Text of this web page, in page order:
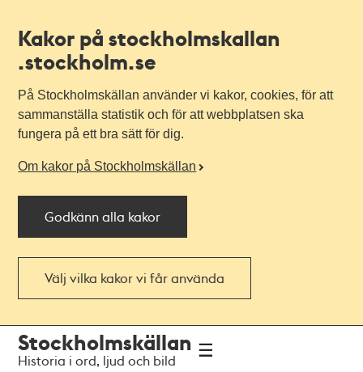
Kakor på stockholmskallan
.stockholm.se
På Stockholmskällan använder vi kakor, cookies, för att
sammanställa statistik och för att webbplatsen ska
fungera på ett bra sätt för dig.
Om kakor på Stockholmskällan
Godkänn alla kakor
Välj vilka kakor vi får använda
navigationen
huvudinnehållet
Stockholmskällan
Historia i ord, ljud och bild